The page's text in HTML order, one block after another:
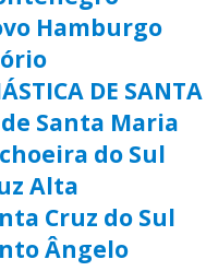
Hamburgo
DE
Santa Maria
do Sul
Alta
Cruz do Sul
Ângelo